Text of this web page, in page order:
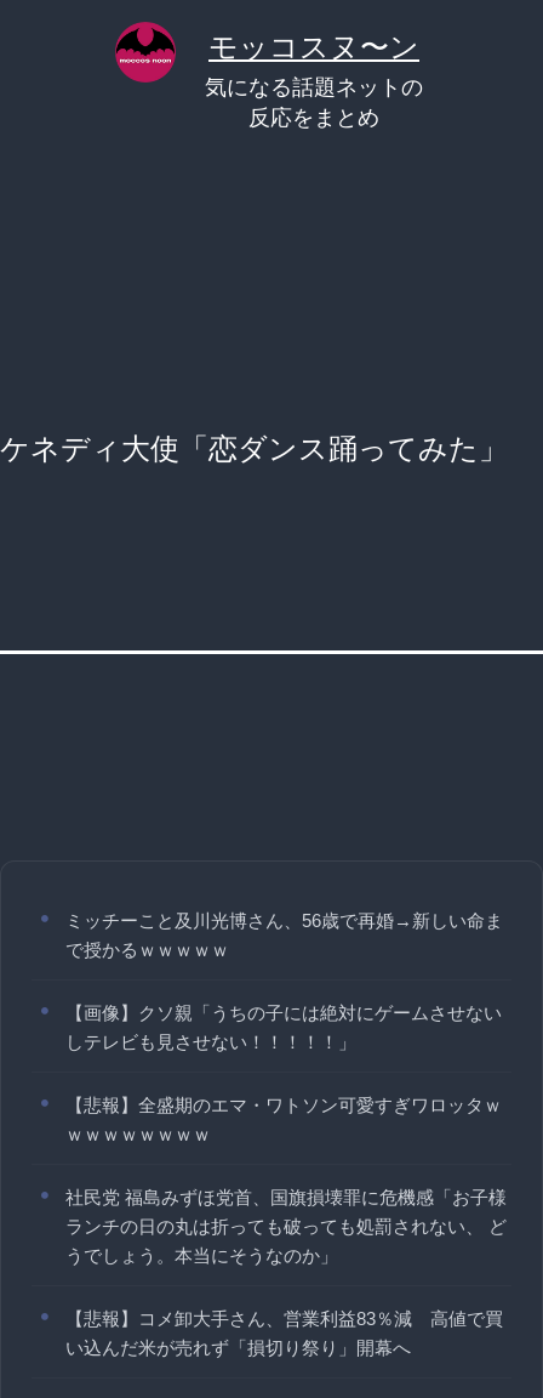
モッコスヌ〜ン
気になる話題ネットの
反応をまとめ
ケネディ大使「恋ダンス踊ってみた」
ミッチーこと及川光博さん、56歳で再婚→新しい命ま
で授かるｗｗｗｗｗ
【画像】クソ親「うちの子には絶対にゲームさせない
しテレビも見させない！！！！！」
【悲報】全盛期のエマ・ワトソン可愛すぎワロッタｗ
ｗｗｗｗｗｗｗｗ
社民党 福島みずほ党首、国旗損壊罪に危機感「お子様
ランチの日の丸は折っても破っても処罰されない、 ど
うでしょう。本当にそうなのか」
【悲報】コメ卸大手さん、営業利益83％減 高値で買
い込んだ米が売れず「損切り祭り」開幕へ